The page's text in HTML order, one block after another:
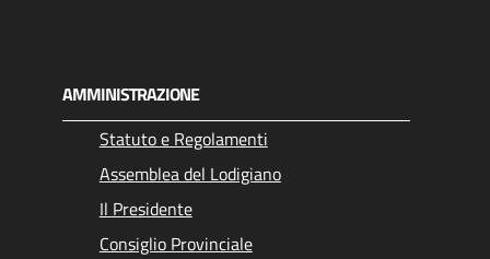
AMMINISTRAZIONE
Statuto e Regolamenti
Assemblea del Lodigiano
Il Presidente
Consiglio Provinciale